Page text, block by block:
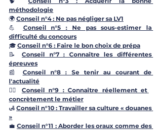
méthodologie
🌍 Conseil n°4 : Ne pas négliger sa LV1
💪 Conseil n°5 : Ne pas sous-estimer la
difficulté du concours
🎓 Conseil n°6 : Faire le bon choix de prépa
📝 Conseil n°7 : Connaître les différentes
épreuves
📰 Conseil n°8 : Se tenir au courant de
l'actualité
👮‍♂️ Conseil n°9 : Connaître réellement et
concrètement le métier
🛃 Conseil n°10 : Travailler sa culture « douanes
»
💼 Conseil n°11 : Aborder les oraux comme des